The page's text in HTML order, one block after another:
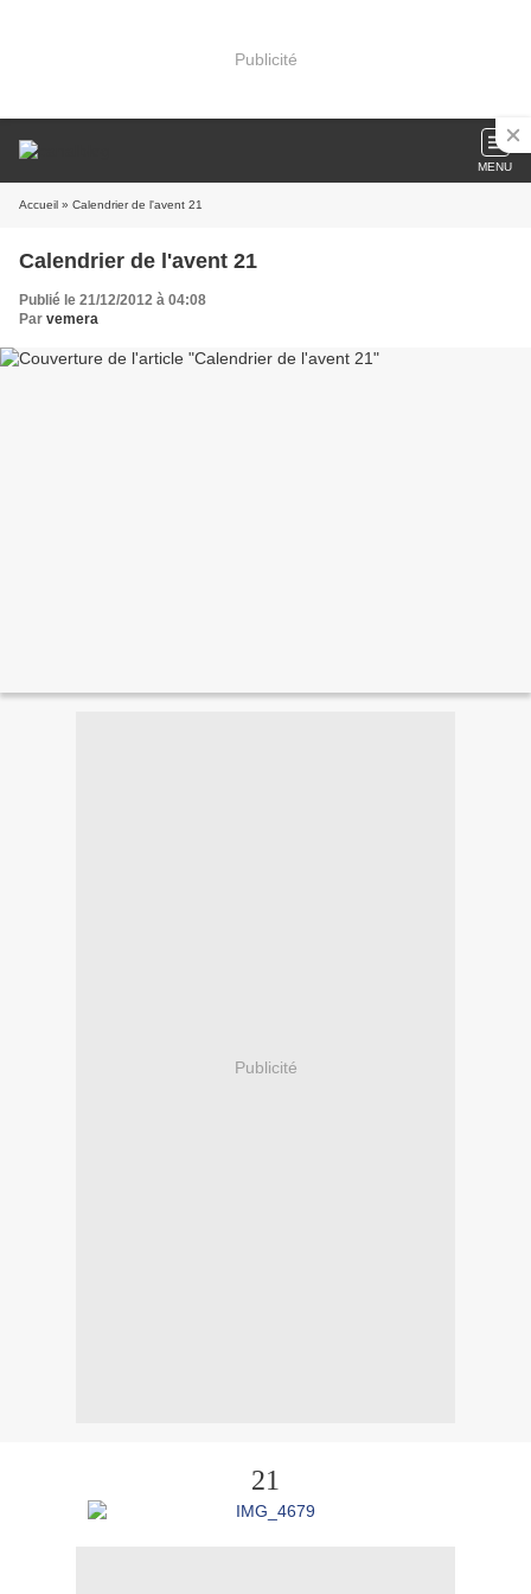
Publicité
MENU
Accueil » Calendrier de l'avent 21
Calendrier de l'avent 21
Publié le 21/12/2012 à 04:08
Par vemera
Publicité
21